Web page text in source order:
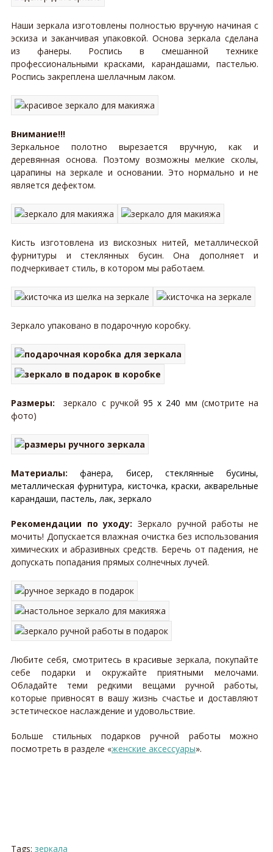
Наши зеркала изготовлены полностью вручную начиная с
эскиза и заканчивая упаковкой. Основа зеркала сделана
из фанеры. Роспись в смешанной технике
профессиональными красками, карандашами, пастелью.
Роспись закреплена шеллачным лаком.
Внимание!!!
Зеркальное полотно вырезается вручную, как и
деревянная основа. Поэтому возможны мелкие сколы,
царапины на зеркале и основании. Это нормально и не
является дефектом.
Кисть изготовлена из вискозных нитей, металлической
фурнитуры и стеклянных бусин. Она дополняет и
подчеркивает стиль, в котором мы работаем.
Зеркало упаковано в подарочную коробку.
Размеры: зеркало с ручкой 95 х 240 мм (смотрите на
фото)
Материалы:
фанера, бисер, стеклянные бусины,
металлическая фурнитура, кисточка, краски, акварельные
карандаши, пастель, лак, зеркало
Рекомендации по уходу: Зеркало ручной работы не
мочить! Допускается влажная очистка без использования
химических и абразивных средств. Беречь от падения, не
допускать попадания прямых солнечных лучей.
Любите себя, смотритесь в красивые зеркала, покупайте
себе подарки и окружайте приятными мелочами.
Обладайте теми редкими вещами ручной работы,
которые привносят в вашу жизнь счастье и доставляют
эстетическое наслаждение и удовольствие.
Больше стильных подарков ручной работы можно
посмотреть в разделе «женские аксессуары».
Tags: зеркала